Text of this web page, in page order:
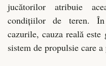
jucătorilor atribuie
condițiilor de teren.
cazurile, cauza reală
sistem de propulsie care